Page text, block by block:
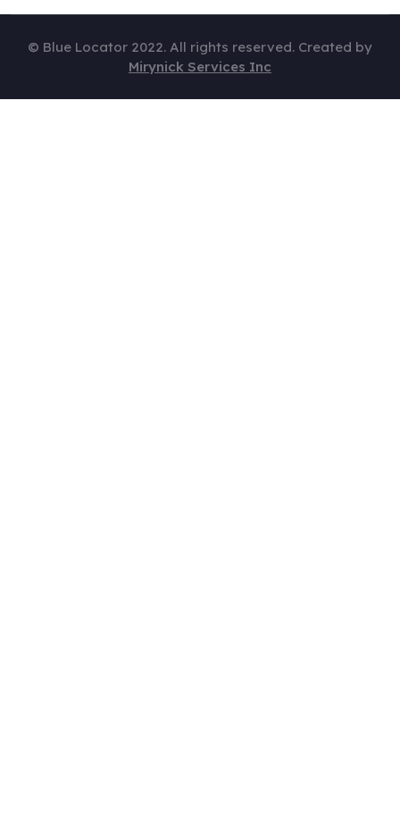
© Blue Locator 2022. All rights reserved. Created by
Mirynick Services Inc